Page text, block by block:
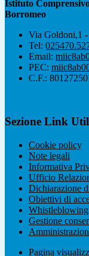
Istituto
Borromeo
Via Goldoni,1 -
Tel:
Email:
PEC:
C.F.:
Sezione Link
Cookie policy
Note legali
Informativa
Ufficio
Dichiarazione
Obiettivi di
Whistleblowing
Gestione
Pagina